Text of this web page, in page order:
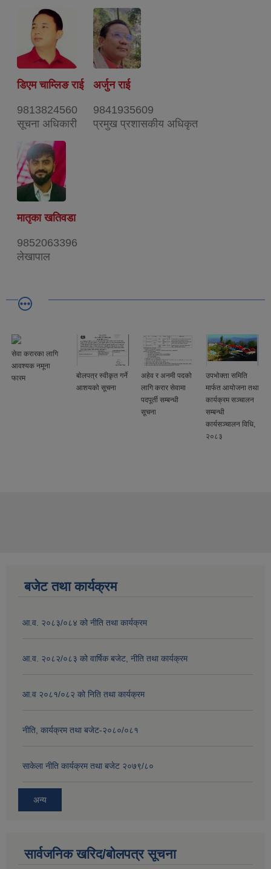
डिएम चाम्लिङ राई
9813824560
सूचना अधिकारी
अर्जुन राई
9841935609
प्रमुख प्रशासकीय अधिकृत
मातृका खतिवडा
9852063396
लेखापाल
सेवा करारका लागि
आवश्यक नमूना
फारम
बोलपत्र स्वीकृत गर्ने
आशयको सूचना
अहेव र अनमी पदको
लागि करार सेवामा
पदपूर्ती सम्बन्धी
सूचना
उपभोक्ता समिति
मार्फत आयोजना तथा
कार्यक्रम सञ्चालन
सम्बन्धी
कार्यसञ्चालन विधि,
२०८३
बजेट तथा कार्यक्रम
आ.व. २०८३/०८४ को नीति तथा कार्यक्रम
आ.व. २०८२/०८३ को वार्षिक बजेट, नीति तथा कार्यक्रम
आ.व २०८१/०८२ को निति तथा कार्यक्रम
नीति, कार्यक्रम तथा बजेट-२०८०/०८१
साकेला नीति कार्यक्रम तथा बजेट २०७९/८०
अन्य
सार्वजनिक खरिद/बोलपत्र सूचना